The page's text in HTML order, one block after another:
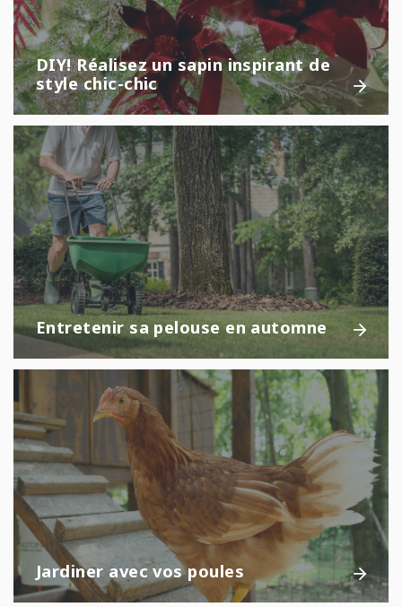
DIY! Réalisez un sapin inspirant de
style chic-chic
Entretenir sa pelouse en automne
Jardiner avec vos poules